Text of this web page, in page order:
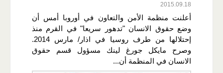
2015.09.18
أعلنت منظمة الأمن والتعاون في أوروبا أمس أن
وضع حقوق الانسان "تدهور سريعا" في القرم منذ
إحتلالها من طرف روسيا في اذار/ مارس 2014.
وصرح مايكل جورغ لينك مسؤول قسم حقوق
الانسان في المنظمة أن...